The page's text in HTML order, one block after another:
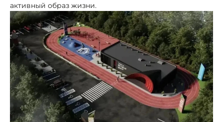
активный образ жизни.